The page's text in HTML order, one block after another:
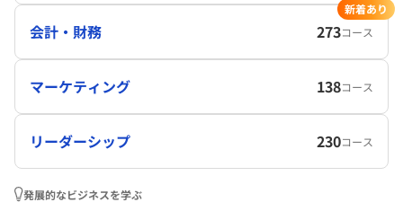
会計・財務 273コース
新着あり
マーケティング 138コース
リーダーシップ 230コース
発展的なビジネスを学ぶ